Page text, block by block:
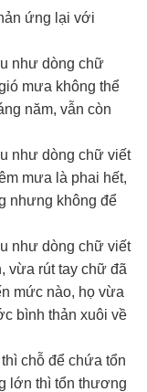
ứng lại với
như dòng chữ
mưa không thể
năm, vẫn còn
như dòng chữ viết
mưa là phai hết,
nhưng không để
như dòng chữ viết
vừa rút tay chữ đã
mức nào, họ vừa
bình thản xuôi về
chỗ để chứa tổn
lớn thì tổn thương